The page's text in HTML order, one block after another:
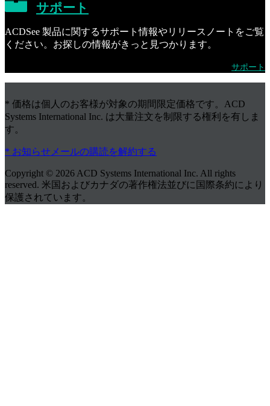
サポート
ACDSee 製品に関するサポート情報やリリースノートをご覧
ください。お探しの情報がきっと見つかります。
サポート
* 価格は個人のお客様が対象の期間限定価格です。ACD
Systems International Inc. は大量注文を制限する権利を有しま
す。
* お知らせメールの購読を解約する
Copyright © 2026 ACD Systems International Inc. All rights
reserved. 米国およびカナダの著作権法並びに国際条約により
保護されています。